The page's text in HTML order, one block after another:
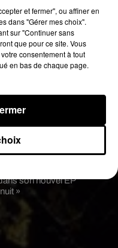
une session live
single «
concert de son
pourrait prendre
son nouvel EP
»
et fermer", ou affiner en
dans "Gérer mes choix".
sur "Continuer sans
que pour ce site. Vous
consentement à tout
en bas de chaque page.